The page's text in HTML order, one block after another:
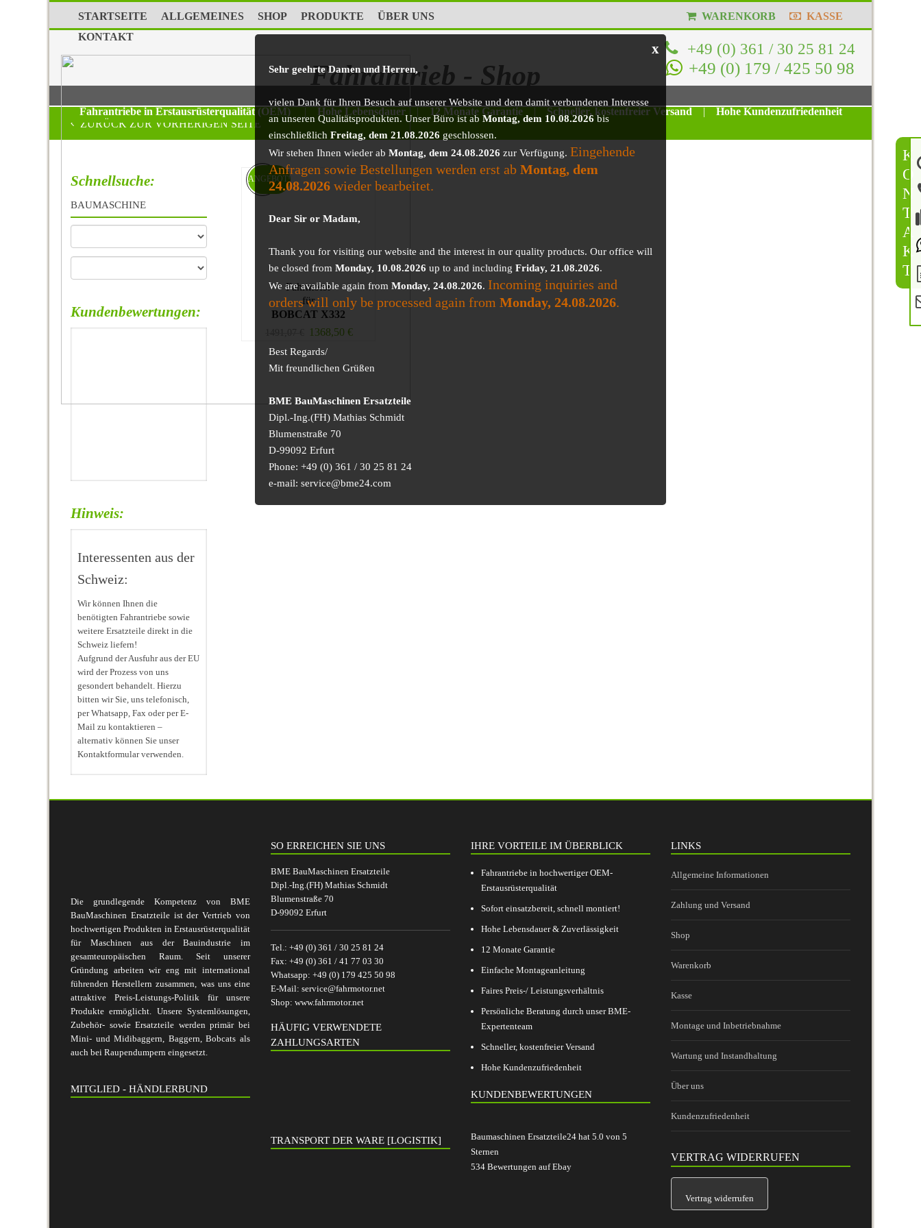
K
O
N
T
A
K
T
STARTSEITE ALLGEMEINES SHOP PRODUKTE
ÜBER UNS
KONTAKT
WARENKORB KASSE
+49 (0) 361 / 30 25 81 24
+49 (0) 179 / 425 50 98
Fahrantrieb - Shop
x
Sehr geehrte Damen und Herren,
vielen Dank für Ihren Besuch auf unserer Website und dem damit verbundenen Interesse
an unseren Qualitätsprodukten. Unser Büro ist ab Montag, dem 10.08.2026bis
einschließlich Freitag, dem 21.08.2026 geschlossen.
Wir stehen Ihnen wieder ab Montag, dem 24.08.2026 zur Verfügung. Eingehende
Anfragen sowie Bestellungen werden erst ab Montag, dem
24.08.2026 wieder bearbeitet.
Dear Sir or Madam,
Thank you for visiting our website and the interest in our quality products. Our office will
be closed from Monday, 10.08.2026 up to and including Friday, 21.08.2026.
We are available again from Monday, 24.08.2026. Incoming inquiries and
orders will only be processed again from Monday, 24.08.2026.
Best Regards/
Mit freundlichen Grüßen
BME BauMaschinen Ersatzteile
Dipl.-Ing.(FH) Mathias Schmidt
Blumenstraße 70
D-99092 Erfurt
Phone: +49 (0) 361 / 30 25 81 24
e-mail: service@bme24.com
Fahrantriebe in Erstausrüsterqualität (OEM) | Hohe Lebensdauer | 12 Monate Garantie | Schneller, kostenfreier Versand |
Hohe Kundenzufriedenheit
ZURÜCK ZUR VORHERIGEN SEITE
Fahrmotor
für
BOBCAT X332
1368,50€
ANGEBOT!
Schnellsuche:
BAUMASCHINE
Kundenbewertungen:
Hinweis:
Interessenten aus der
Schweiz:
Wir können Ihnen die
benötigten Fahrantriebe sowie
weitere Ersatzteile direkt in die
Schweiz liefern!
Aufgrund der Ausfuhr aus der EU
wird der Prozess von uns
gesondert behandelt. Hierzu
bitten wir Sie, uns telefonisch,
per Whatsapp, Fax oder per E-
Mail zu kontaktieren –
alternativ können Sie unser
Kontaktformular verwenden.
Die grundlegende Kompetenz von BME
BauMaschinen Ersatzteile ist der Vertrieb von
hochwertigen Produkten in Erstausrüsterqualität
für Maschinen aus der Bauindustrie im
gesamteuropäischen Raum. Seit unserer
Gründung arbeiten wir eng mit international
führenden Herstellern zusammen, was uns eine
attraktive Preis-Leistungs-Politik für unsere
Produkte ermöglicht. Unsere Systemlösungen,
Zubehör- sowie Ersatzteile werden primär bei
Mini- und Midibaggern, Baggern, Bobcats als
auch bei Raupendumpern eingesetzt.
MITGLIED - HÄNDLERBUND
SO ERREICHEN SIE UNS
BME BauMaschinen Ersatzteile
Dipl.-Ing.(FH) Mathias Schmidt
Blumenstraße 70
D-99092 Erfurt
Tel.: +49 (0) 361 / 30 25 81 24
Fax: +49 (0) 361 / 41 77 03 30
Whatsapp: +49 (0) 179 425 50 98
E-Mail: service@fahrmotor.net
Shop: www.fahrmotor.net
HÄUFIG VERWENDETE
ZAHLUNGSARTEN
TRANSPORT DER WARE [LOGISTIK]
IHRE VORTEILE IM ÜBERBLICK
Fahrantriebe in hochwertiger OEM-
Erstausrüsterqualität
Sofort einsatzbereit, schnell montiert!
Hohe Lebensdauer & Zuverlässigkeit
12 Monate Garantie
Einfache Montageanleitung
Faires Preis-/ Leistungsverhältnis
Persönliche Beratung durch unser BME-
Expertenteam
Schneller, kostenfreier Versand
Hohe Kundenzufriedenheit
KUNDENBEWERTUNGEN
Baumaschinen Ersatzteile24 hat 5.0 von 5
Sternen
534 Bewertungen auf Ebay
LINKS
Allgemeine Informationen
Zahlung und Versand
Shop
Warenkorb
Kasse
Montage und Inbetriebnahme
Wartung und Instandhaltung
Über uns
Kundenzufriedenheit
VERTRAG WIDERRUFEN
Vertrag widerrufen